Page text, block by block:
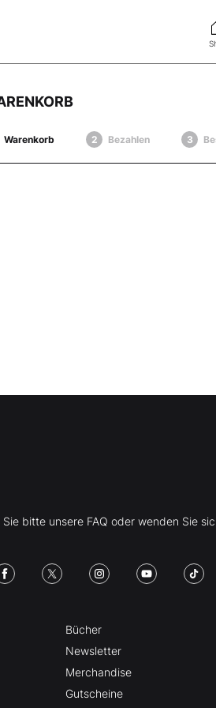
Warenkorb Bezahlen
Sie bitte unsere FAQ oder wenden Sie
Bücher
Newsletter
Merchandise
Gutscheine